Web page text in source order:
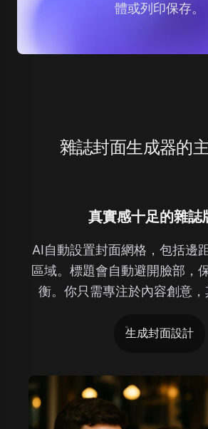
體或列印保存。
雜誌封面生成器的
真實感十足的雜誌
AI自動設置封面網格，包括邊
區域。標題會自動避開臉部，
衡。你只需專注於內容創意，
生成封面設計